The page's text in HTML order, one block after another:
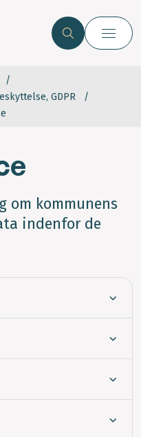
GDPR
om kommunens
indenfor de